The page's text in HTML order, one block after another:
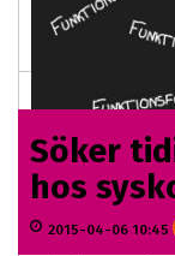
steriltekniker.
sedan
Jessica
2015-05-14 08:44
Att fokusera på
Söker
hos
2015-04-06 10:45